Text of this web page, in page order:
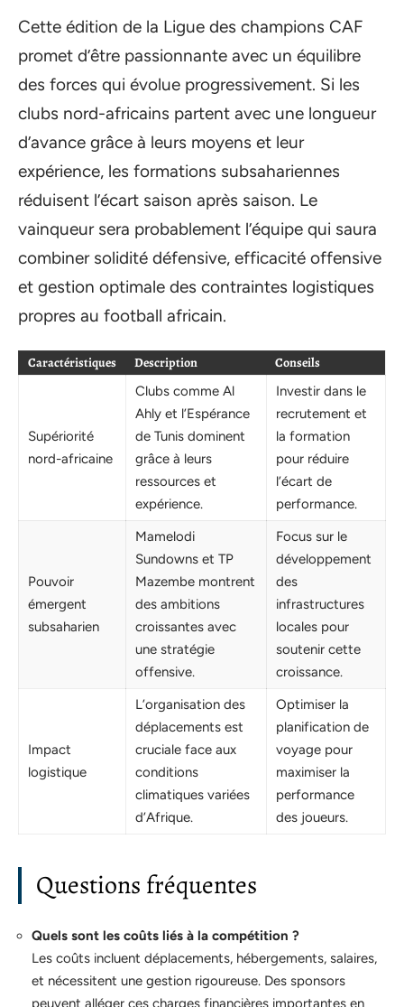
Cette édition de la Ligue des champions CAF
promet d’être passionnante avec un équilibre
des forces qui évolue progressivement. Si les
clubs nord-africains partent avec une longueur
d’avance grâce à leurs moyens et leur
expérience, les formations subsahariennes
réduisent l’écart saison après saison. Le
vainqueur sera probablement l’équipe qui saura
combiner solidité défensive, efficacité offensive
et gestion optimale des contraintes logistiques
propres au football africain.
Caractéristiques Description Conseils
Supériorité
nord-africaine
Clubs comme Al
Ahly et l’Espérance
de Tunis dominent
grâce à leurs
ressources et
expérience.
Investir dans le
recrutement et
la formation
pour réduire
l’écart de
performance.
Pouvoir
émergent
subsaharien
Mamelodi
Sundowns et TP
Mazembe montrent
des ambitions
croissantes avec
une stratégie
offensive.
Focus sur le
développement
des
infrastructures
locales pour
soutenir cette
croissance.
Impact
logistique
L’organisation des
déplacements est
cruciale face aux
conditions
climatiques variées
d’Afrique.
Optimiser la
planification de
voyage pour
maximiser la
performance
des joueurs.
Questions fréquentes
Quels sont les coûts liés à la compétition ?
Les coûts incluent déplacements, hébergements, salaires,
et nécessitent une gestion rigoureuse. Des sponsors
peuvent alléger ces charges financières importantes en